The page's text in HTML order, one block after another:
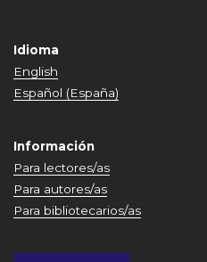
Idioma
English
Español (España)
Información
Para lectores/as
Para autores/as
Para bibliotecarios/as